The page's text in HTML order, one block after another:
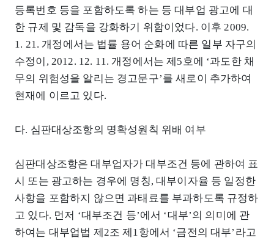
등록번호 등을 포함하도록 하는 등 대부업 광고에 대
한 규제 및 감독을 강화하기 위함이었다. 이후 2009.
1. 21. 개정에서는 법률 용어 순화에 따른 일부 자구의
수정이, 2012. 12. 11. 개정에서는 제5호에 ‘과도한 채
무의 위험성을 알리는 경고문구’를 새로이 추가하여
현재에 이르고 있다.
다. 심판대상조항의 명확성원칙 위배 여부
심판대상조항은 대부업자가 대부조건 등에 관하여 표
시 또는 광고하는 경우에 명칭, 대부이자율 등 일정한
사항을 포함하지 않으면 과태료를 부과하도록 규정하
고 있다. 먼저 ‘대부조건 등’에서 ‘대부’의 의미에 관
하여는 대부업법 제2조 제1항에서 ‘금전의 대부’라고